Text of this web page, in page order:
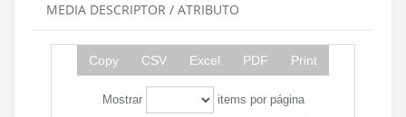
MEDIA DESCRIPTOR / ATRIBUTO
Copy CSV Excel PDF Print
Mostrar items por página